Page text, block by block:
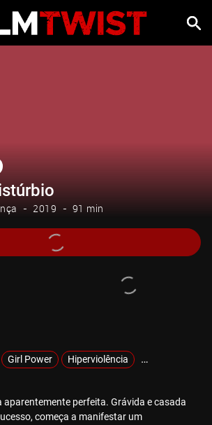
2019 91 min
Girl Power Hiperviolência MOTELX
aparentemente perfeita. Grávida e casada
começa a manifestar um